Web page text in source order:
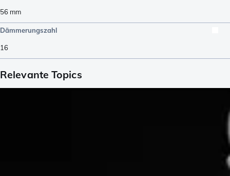
56 mm
Dämmerungszahl
16
Relevante Topics